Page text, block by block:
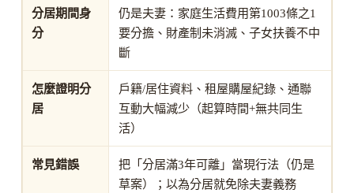
分居期間身
分
仍是夫妻：家庭生活費用第1003條之1
要分擔、財產制未消滅、子女扶養不中
斷
怎麼證明分
居
戶籍/居住資料、租屋購屋紀錄、通聯
互動大幅減少（起算時間+無共同生
活）
常見錯誤
把「分居滿3年可離」當現行法（仍是
草案）；以為分居就免除夫妻義務